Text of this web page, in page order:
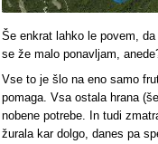
Še enkrat lahko le povem,
se že malo ponavljam,
Vse to je šlo na eno samo
pomaga. Vsa ostala hrana
nobene potrebe. In tudi
žurala kar dolgo, danes pa